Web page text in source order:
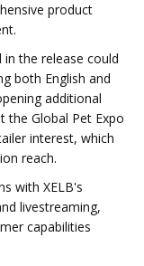
product
in the release could
both English and
additional
the Global Pet Expo
interest, which
reach.
with XELB's
livestreaming,
capabilities